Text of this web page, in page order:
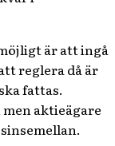
är att ingå
reglera då är
fattas.
aktieägare